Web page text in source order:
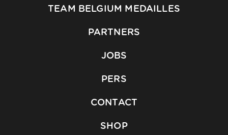
TEAM BELGIUM MEDAILLES
PARTNERS
JOBS
PERS
CONTACT
SHOP